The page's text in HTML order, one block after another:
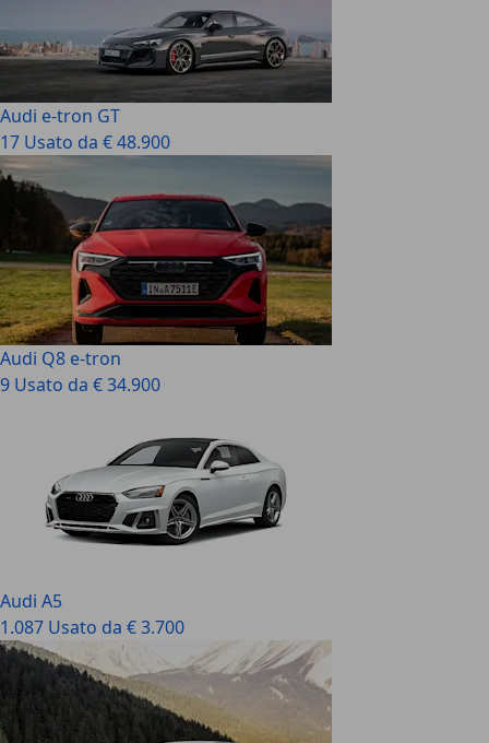
Audi e-tron GT
17 Usato da € 48.900
Audi Q8 e-tron
9 Usato da € 34.900
Audi A5
1.087 Usato da € 3.700